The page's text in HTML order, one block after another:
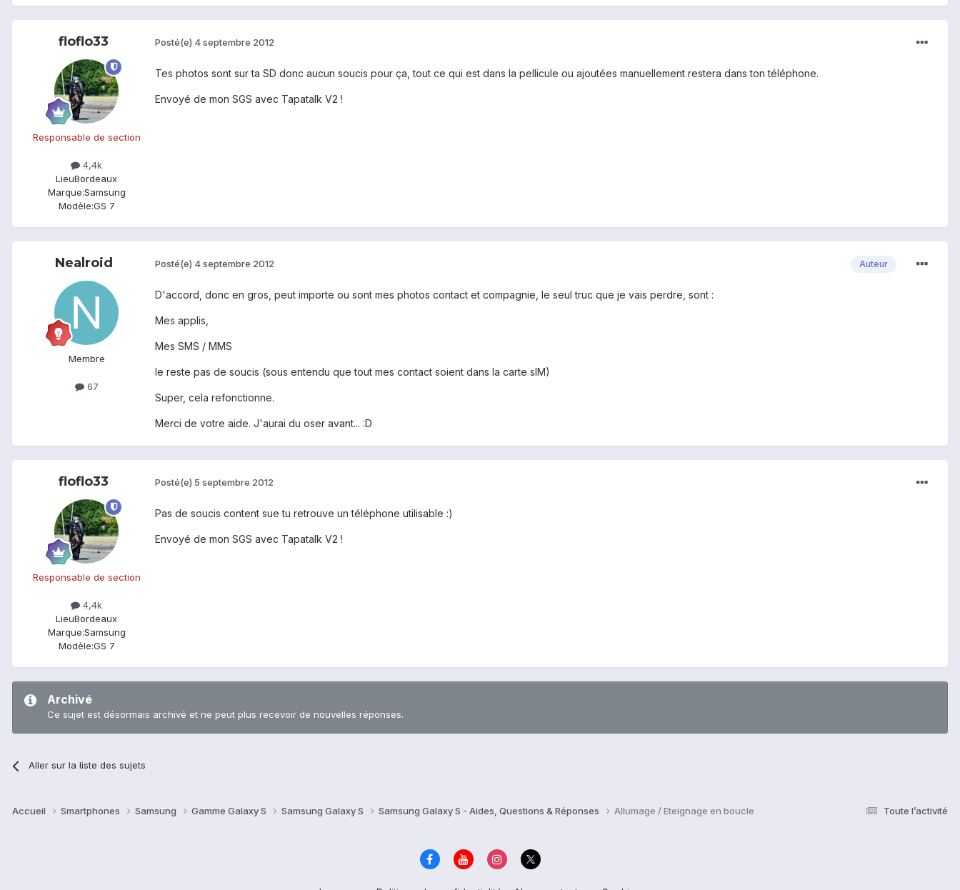
floflo33
Responsable de section
4,4k
LieuBordeaux
Marque:Samsung
Modèle:GS 7
Posté(e) 4 septembre 2012
Tes photos sont sur ta SD donc aucun soucis pour ça, tout ce qui est dans la pellicule ou ajoutées manuellement restera dans ton téléphone.
Envoyé de mon SGS avec Tapatalk V2 !
Nealroid
Membre
67
Auteur
Posté(e) 4 septembre 2012
D'accord, donc en gros, peut importe ou sont mes photos contact et compagnie, le seul truc que je vais perdre, sont :
Mes applis,
Mes SMS / MMS
le reste pas de soucis (sous entendu que tout mes contact soient dans la carte sIM)
Super, cela refonctionne.
Merci de votre aide. J'aurai du oser avant... :D
floflo33
Responsable de section
4,4k
LieuBordeaux
Marque:Samsung
Modèle:GS 7
Posté(e) 5 septembre 2012
Pas de soucis content sue tu retrouve un téléphone utilisable :)
Envoyé de mon SGS avec Tapatalk V2 !
Archivé
Ce sujet est désormais archivé et ne peut plus recevoir de nouvelles réponses.
Aller sur la liste des sujets
Toute l’activité
Accueil Smartphones Samsung Gamme Galaxy S Samsung Galaxy S Samsung Galaxy S - Aides, Questions & Réponses Allumage / Eteignage en boucle